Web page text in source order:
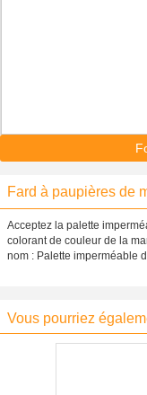
Fard à paupières de
Acceptez la palette
colorant de couleur de la
nom : Palette imperméable
Vous pourriez